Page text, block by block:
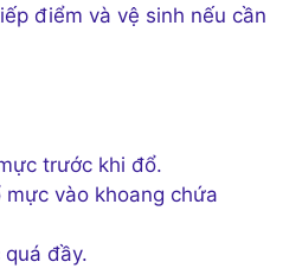
điểm và vệ sinh nếu cần
trước khi đổ.
mực vào khoang chứa
đầy.